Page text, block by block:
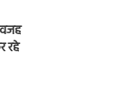
रहे